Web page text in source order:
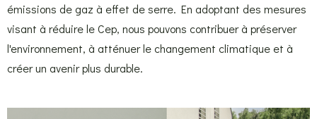
émissions de gaz à effet de serre. En adoptant des mesures
visant à réduire le Cep, nous pouvons contribuer à préserver
l'environnement, à atténuer le changement climatique et à
créer un avenir plus durable.